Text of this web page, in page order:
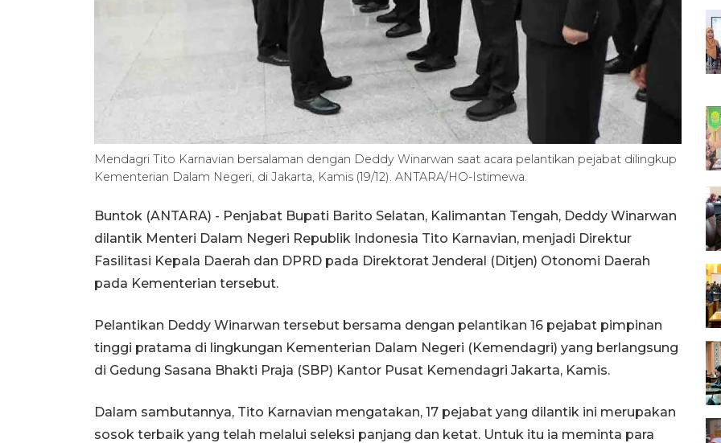
Mendagri Tito Karnavian bersalaman dengan Deddy Winarwan saat acara pelantikan pejabat dilingkup
Kementerian Dalam Negeri, di Jakarta, Kamis (19/12). ANTARA/HO-Istimewa.
Buntok (ANTARA) - Penjabat Bupati Barito Selatan, Kalimantan Tengah, Deddy Winarwan
dilantik Menteri Dalam Negeri Republik Indonesia Tito Karnavian, menjadi Direktur
Fasilitasi Kepala Daerah dan DPRD pada Direktorat Jenderal (Ditjen) Otonomi Daerah
pada Kementerian tersebut.
Pelantikan Deddy Winarwan tersebut bersama dengan pelantikan 16 pejabat pimpinan
tinggi pratama di lingkungan Kementerian Dalam Negeri (Kemendagri) yang berlangsung
di Gedung Sasana Bhakti Praja (SBP) Kantor Pusat Kemendagri Jakarta, Kamis.
Dalam sambutannya, Tito Karnavian mengatakan, 17 pejabat yang dilantik ini merupakan
sosok terbaik yang telah melalui seleksi panjang dan ketat. Untuk itu ia meminta para